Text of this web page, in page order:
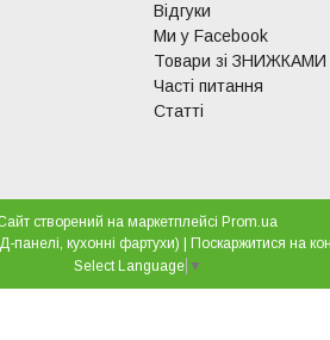
Відгуки
Ми у Facebook
Товари зі ЗНИЖКАМИ
Часті питання
Статті
створений на маркетплейсі Prom.ua
Поскаржитися на
Select Language ▼